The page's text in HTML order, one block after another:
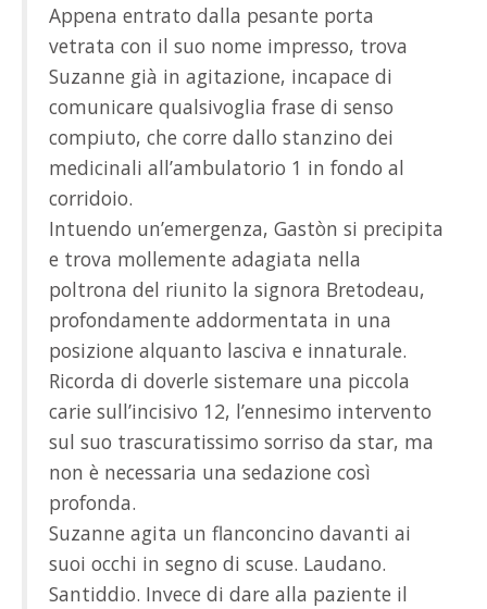
Appena entrato dalla pesante porta
vetrata con il suo nome impresso, trova
Suzanne già in agitazione, incapace di
comunicare qualsivoglia frase di senso
compiuto, che corre dallo stanzino dei
medicinali all’ambulatorio 1 in fondo al
corridoio.
Intuendo un’emergenza, Gastòn si precipita
e trova mollemente adagiata nella
poltrona del riunito la signora Bretodeau,
profondamente addormentata in una
posizione alquanto lasciva e innaturale.
Ricorda di doverle sistemare una piccola
carie sull’incisivo 12, l’ennesimo intervento
sul suo trascuratissimo sorriso da star, ma
non è necessaria una sedazione così
profonda.
Suzanne agita un flanconcino davanti ai
suoi occhi in segno di scuse. Laudano.
Santiddio. Invece di dare alla paziente il